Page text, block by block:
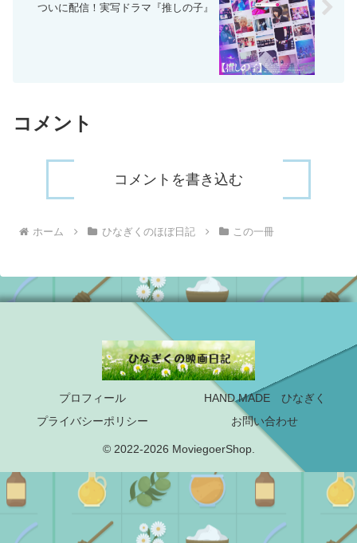
ついに配信！実写ドラマ『推しの子』
コメント
コメントを書き込む
ホーム ひなぎくのほぼ日記 この一冊
プロフィール
HAND MADE ひなぎく
プライバシーポリシー
お問い合わせ
© 2022-2026 MoviegoerShop.